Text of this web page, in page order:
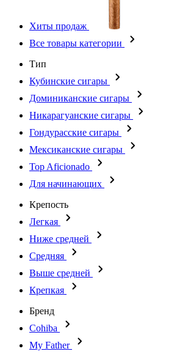
Хиты продаж
Все товары категории
Тип
Кубинские сигары
Доминиканские сигары
Никарагуанские сигары
Гондурасские сигары
Мексиканские сигары
Top Aficionado
Для начинающих
Крепость
Легкая
Ниже средней
Средняя
Выше средней
Крепкая
Бренд
Cohiba
My Father